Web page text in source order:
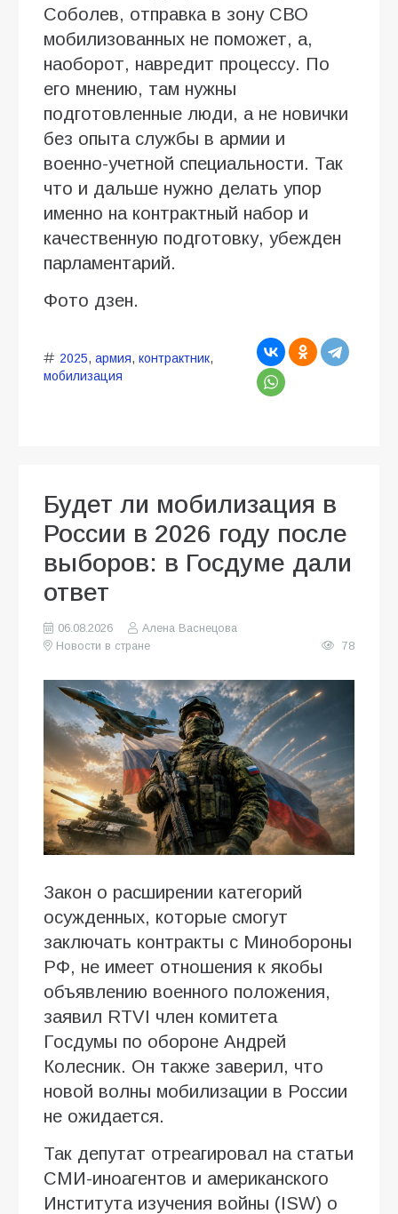
Соболев, отправка в зону СВО
мобилизованных не поможет, а,
наоборот, навредит процессу. По
его мнению, там нужны
подготовленные люди, а не новички
без опыта службы в армии и
военно-учетной специальности. Так
что и дальше нужно делать упор
именно на контрактный набор и
качественную подготовку, убежден
парламентарий.
Фото дзен.
2025, армия, контрактник,
мобилизация
Будет ли мобилизация в
России в 2026 году после
выборов: в Госдуме дали
ответ
06.08.2026
Алена Васнецова
Новости в стране
78
Закон о расширении категорий
осужденных, которые смогут
заключать контракты с Минобороны
РФ, не имеет отношения к якобы
объявлению военного положения,
заявил RTVI член комитета
Госдумы по обороне Андрей
Колесник. Он также заверил, что
новой волны мобилизации в России
не ожидается.
Так депутат отреагировал на статьи
СМИ-иноагентов и американского
Института изучения войны (ISW) о